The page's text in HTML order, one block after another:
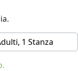
il sacco a pelo
1 Stanza